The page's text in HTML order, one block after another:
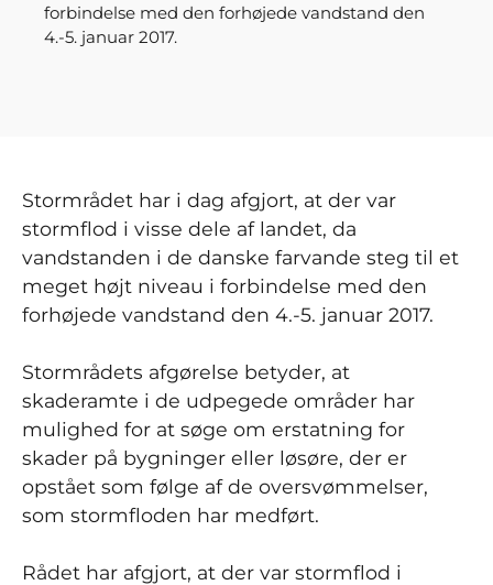
forbindelse med den forhøjede vandstand den
4.-5. januar 2017.
Stormrådet har i dag afgjort, at der var
stormflod i visse dele af landet, da
vandstanden i de danske farvande steg til et
meget højt niveau i forbindelse med den
forhøjede vandstand den 4.-5. januar 2017.
Stormrådets afgørelse betyder, at
skaderamte i de udpegede områder har
mulighed for at søge om erstatning for
skader på bygninger eller løsøre, der er
opstået som følge af de oversvømmelser,
som stormfloden har medført.
Rådet har afgjort, at der var stormflod i